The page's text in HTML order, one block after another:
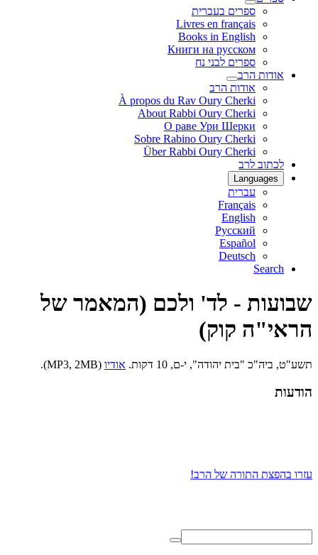
ספרים בעברית
Livres en français
Books in English
Книги на русском
ספרים לבני נח
אודות הרב
אודות הרב
À propos du Rav Oury Cherki
About Rabbi Oury Cherki
О раве Ури Шерки
Sobre Rabino Oury Cherki
Über Rabbi Oury Cherki
לכתוב לרב
Languages
עברית
Français
English
Русский
Español
Deutsch
Search
שבועות - לד' ולכם (המאמר של
הראי"ה קוק)
תשע"ט, ביה"כ "בית יהודה", י-ם, 10 דקות. אודיו (MP3, 2MB).
הודעות
עזרו בהפצת התורה של הרב!